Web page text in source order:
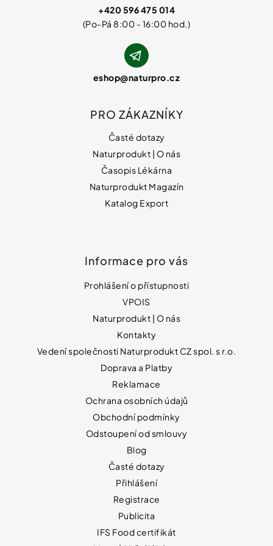
eshop@naturpro.cz
+420 596 475 014
PRO ZÁKAZNÍKY
Časté dotazy
Naturprodukt | O nás
Časopis Lékárna
Naturprodukt Magazín
Katalog Export
Informace pro vás
Prohlášení o přístupnosti
VPOIS
Naturprodukt | O nás
Kontakty
Vedení společnosti Naturprodukt CZ spol. s r.o.
Doprava a Platby
Reklamace
Ochrana osobních údajů
Obchodní podmínky
Odstoupení od smlouvy
Blog
Časté dotazy
Přihlášení
Registrace
Publicita
IFS Food certifikát